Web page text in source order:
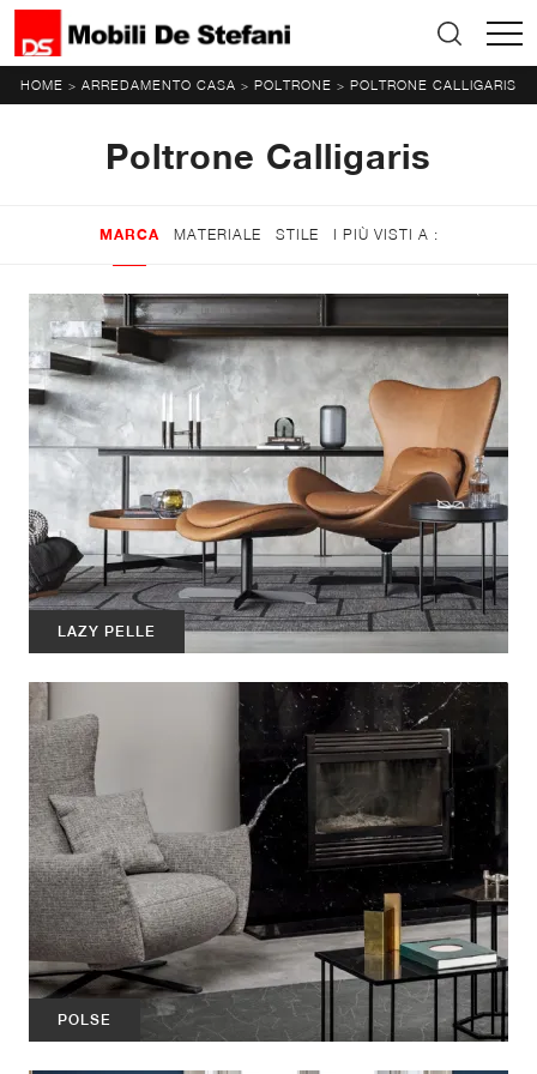
HOME > ARREDAMENTO CASA > POLTRONE > POLTRONE CALLIGARIS
Poltrone Calligaris
MARCA MATERIALE STILE I PIÙ VISTI A :
LAZY PELLE
POLSE